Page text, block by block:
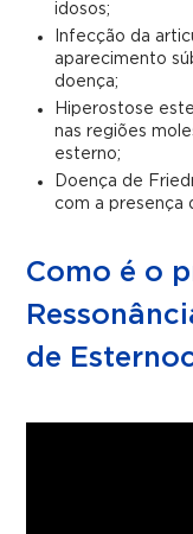
idosos;
Infecção da
aparecimento
doença;
Hiperostose
nas regiões
esterno;
Doença de
com a presença
Como é o
de